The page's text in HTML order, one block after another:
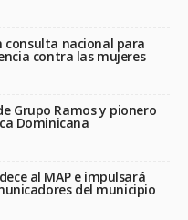
consulta nacional para
contra las mujeres
Grupo Ramos y pionero
Dominicana
al MAP e impulsará
del municipio